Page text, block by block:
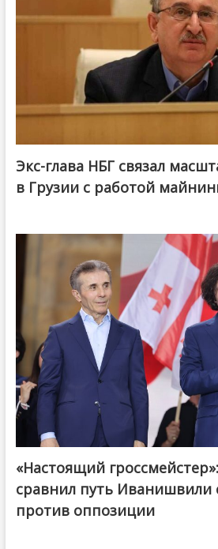
Экс-глава НБГ связал
в Грузии с работой
@ქართული ოცნება / Georgian Dream
«Настоящий
сравнил путь Иванишвили
против оппозиции